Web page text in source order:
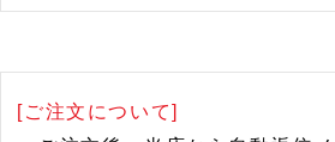
[ご注文について]